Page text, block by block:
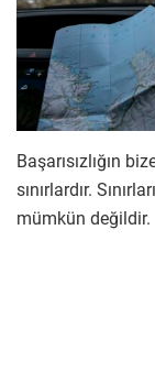
Başarısızlığın
sınırlardır.
mümkün değildir.